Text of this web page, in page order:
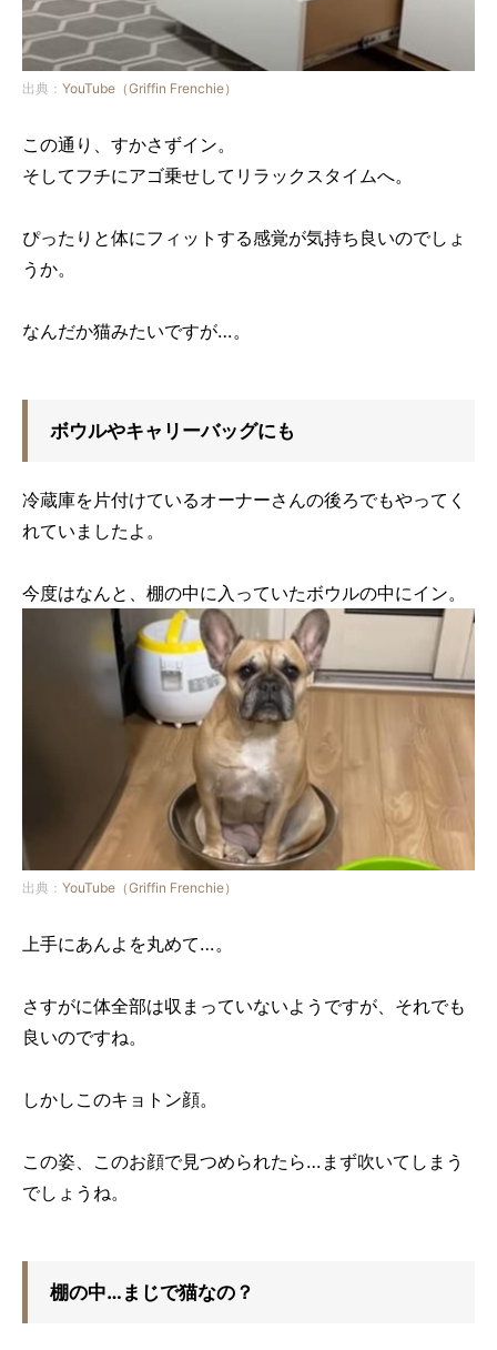
出典： YouTube（Griffin Frenchie）
この通り、すかさずイン。
そしてフチにアゴ乗せしてリラックスタイムへ。
ぴったりと体にフィットする感覚が気持ち良いのでしょ
うか。
なんだか猫みたいですが…。
ボウルやキャリーバッグにも
冷蔵庫を片付けているオーナーさんの後ろでもやってく
れていましたよ。
今度はなんと、棚の中に入っていたボウルの中にイン。
出典： YouTube（Griffin Frenchie）
上手にあんよを丸めて…。
さすがに体全部は収まっていないようですが、それでも
良いのですね。
しかしこのキョトン顔。
この姿、このお顔で見つめられたら…まず吹いてしまう
でしょうね。
棚の中…まじで猫なの？